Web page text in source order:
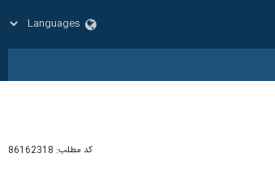
کد مطلب: 86162318